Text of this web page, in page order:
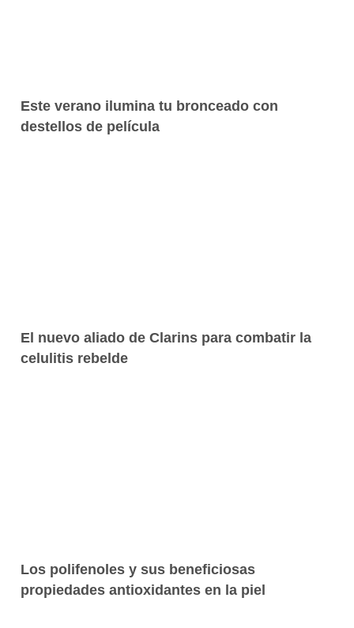
Este verano ilumina tu bronceado con
destellos de película
El nuevo aliado de Clarins para combatir la
celulitis rebelde
Los polifenoles y sus beneficiosas
propiedades antioxidantes en la piel